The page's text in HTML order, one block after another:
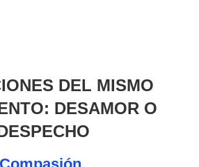
DEL MISMO
DESAMOR O